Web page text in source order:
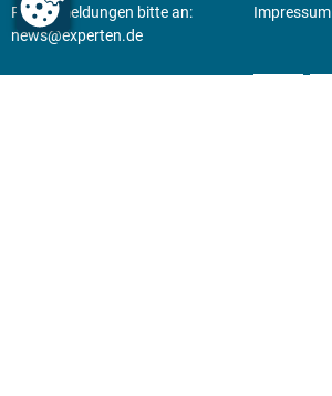
Pressemeldungen bitte an:
news@experten.de
Impressum